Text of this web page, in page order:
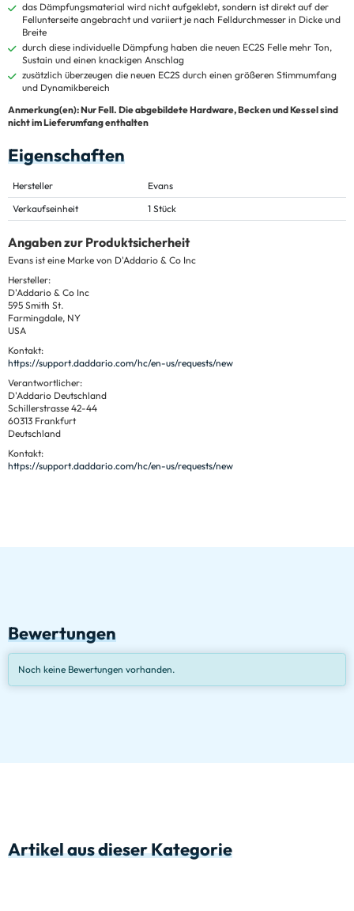
das Dämpfungsmaterial wird nicht aufgeklebt, sondern ist direkt auf der
Fellunterseite angebracht und variiert je nach Felldurchmesser in Dicke und
Breite
durch diese individuelle Dämpfung haben die neuen EC2S Felle mehr Ton,
Sustain und einen knackigen Anschlag
zusätzlich überzeugen die neuen EC2S durch einen größeren Stimmumfang
und Dynamikbereich
Anmerkung(en): Nur Fell. Die abgebildete Hardware, Becken und Kessel sind
nicht im Lieferumfang enthalten
Eigenschaften
Hersteller
Evans
Verkaufseinheit
1 Stück
Angaben zur Produktsicherheit
Evans ist eine Marke von D'Addario & Co Inc
Hersteller:
D'Addario & Co Inc
595 Smith St.
Farmingdale, NY
USA
Kontakt:
https://support.daddario.com/hc/en-us/requests/new
Verantwortlicher:
D'Addario Deutschland
Schillerstrasse 42-44
60313 Frankfurt
Deutschland
Kontakt:
https://support.daddario.com/hc/en-us/requests/new
Bewertungen
Noch keine Bewertungen vorhanden.
Artikel aus dieser Kategorie